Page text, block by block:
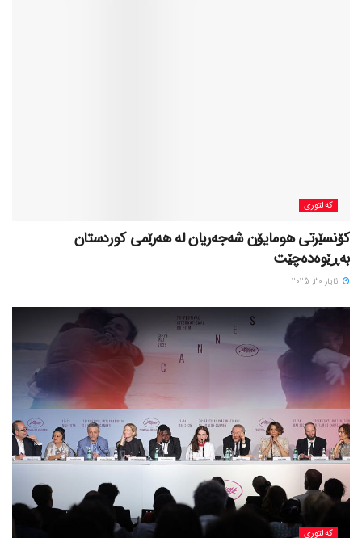
کەلتوری
کۆنسێرتی هومایۆن شەجەریان لە هەرێمی کوردستان
بەڕێوەدەچێت
ئایار 30, 2025
کەلتوری